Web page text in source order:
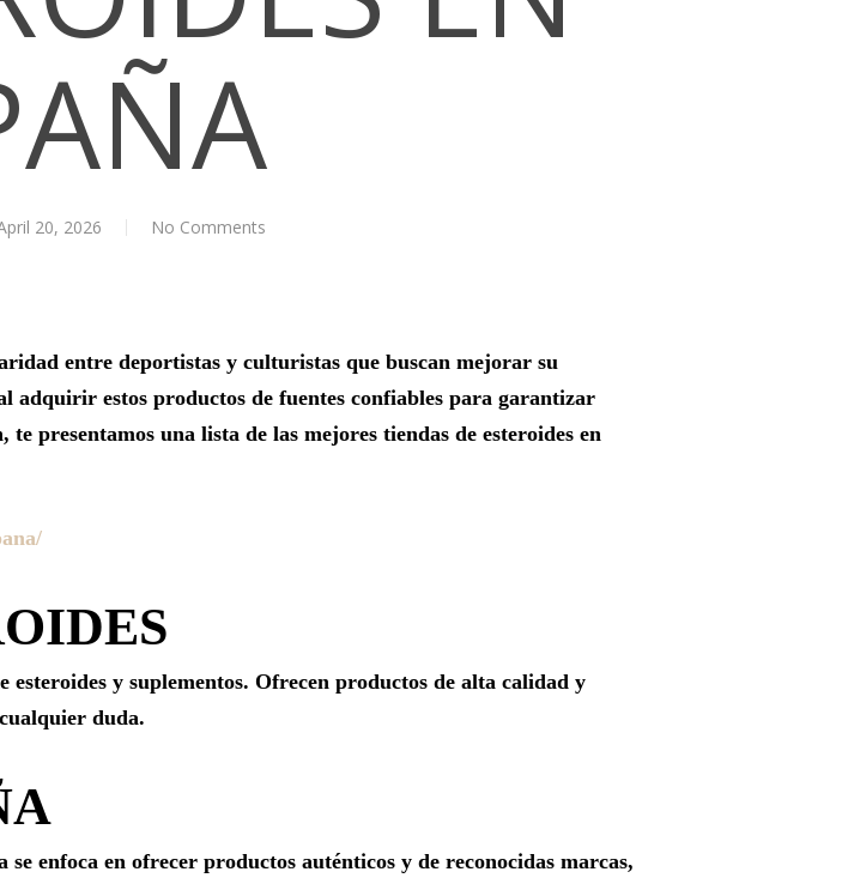
20, 2026 No Comments
entre deportistas y culturistas que buscan mejorar su
adquirir estos productos de fuentes confiables para garantizar
presentamos una lista de las mejores tiendas de esteroides en
y suplementos. Ofrecen productos de alta calidad y
duda.
enfoca en ofrecer productos auténticos y de reconocidas marcas,